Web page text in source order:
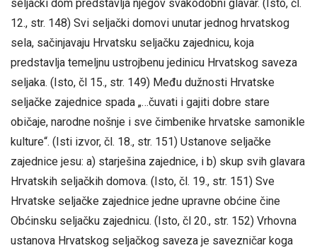
seljački dom predstavlja njegov svakodobni glavar. (Isto, čl.
12., str. 148) Svi seljački domovi unutar jednog hrvatskog
sela, sačinjavaju Hrvatsku seljačku zajednicu, koja
predstavlja temeljnu ustrojbenu jedinicu Hrvatskog saveza
seljaka. (Isto, čl 15., str. 149) Među dužnosti Hrvatske
seljačke zajednice spada „…čuvati i gajiti dobre stare
običaje, narodne nošnje i sve čimbenike hrvatske samonikle
kulture“. (Isti izvor, čl. 18., str. 151) Ustanove seljačke
zajednice jesu: a) starješina zajednice, i b) skup svih glavara
Hrvatskih seljačkih domova. (Isto, čl. 19., str. 151) Sve
Hrvatske seljačke zajednice jedne upravne obćine čine
Obćinsku seljačku zajednicu. (Isto, čl 20., str. 152) Vrhovna
ustanova Hrvatskog seljačkog saveza je savezničar koga